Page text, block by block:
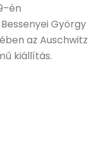
György
az Auschwitz
kiállítás.